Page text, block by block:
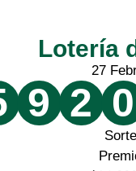
Lotería
27
9 2 0